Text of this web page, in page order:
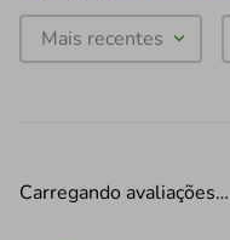
Mais recentes
Carregando avaliações…